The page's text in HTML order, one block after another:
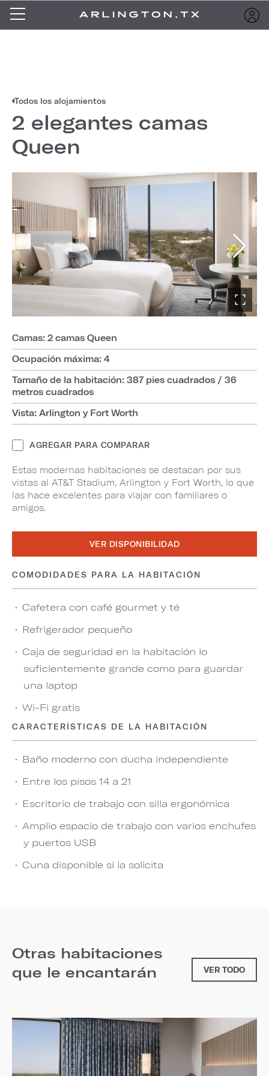
Todos los alojamientos
2 elegantes camas
Queen
Camas: 2 camas Queen
Ocupación máxima: 4
Tamaño de la habitación: 387 pies cuadrados / 36
metros cuadrados
Vista: Arlington y Fort Worth
AGREGAR PARA COMPARAR
Estas modernas habitaciones se destacan por sus
vistas al AT&T Stadium, Arlington y Fort Worth, lo que
las hace excelentes para viajar con familiares o
amigos.
VER DISPONIBILIDAD
COMODIDADES PARA LA HABITACIÓN
Cafetera con café gourmet y té
Refrigerador pequeño
Caja de seguridad en la habitación lo
suficientemente grande como para guardar
una laptop
Wi-Fi gratis
CARACTERÍSTICAS DE LA HABITACIÓN
Baño moderno con ducha independiente
Entre los pisos 14 a 21
Escritorio de trabajo con silla ergonómica
Amplio espacio de trabajo con varios enchufes
y puertos USB
Cuna disponible si la solicita
Otras habitaciones
que le encantarán
VER TODO